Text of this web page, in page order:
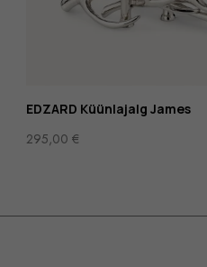
EDZARD Küünlajalg James
295,00€